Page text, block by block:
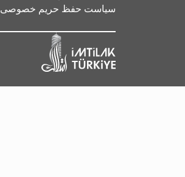
سیاست حفظ حریم خصوصی